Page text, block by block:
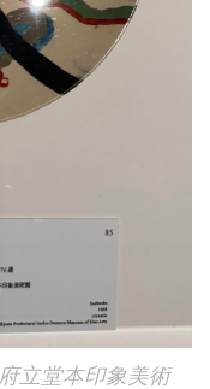
立堂本印象美術